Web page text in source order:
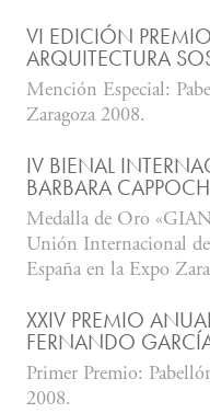
VI EDICIÓN
ARQUITECTURA
Mención Especial:
Zaragoza 2008.
IV BIENAL
BARBARA
Medalla de Oro
Unión Internacional
España en la Expo
XXIV PREMIO
FERNANDO
Primer Premio:
2008.